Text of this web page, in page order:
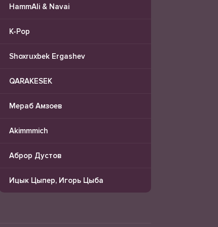
HammAli & Navai
K-Pop
Shoxruxbek Ergashev
QARAKESEK
Мераб Амзоев
Akimmmich
Аброр Дустов
Ицык Цыпер, Игорь Цыба